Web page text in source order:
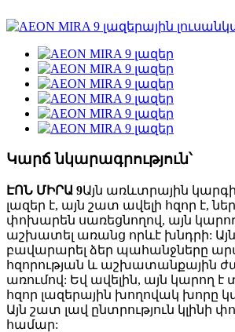
Կարճ նկարագրություն՝
ԷՈՆ ՄԻՐԱ 9Այն առևտրային
լազեր է, այն շատ ավելի հզոր է,
փոխարեն սառեցնողով, այն
աշխատել առանց որևէ խնդրի:
բավարարել ձեր պահանջները
հզորության և աշխատանքային
առումով: Եվ ավելին, այն կարող է
հզոր լազերային խողովակ խորը
Այն շատ լավ ընտրություն կլինի
համար: